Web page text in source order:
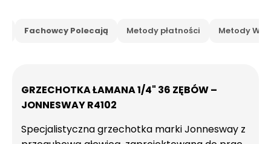
Fachowcy Polecają Metody płatności Metody
GRZECHOTKA ŁAMANA 1/4" 36 ZĘBÓW –
JONNESWAY R4102
Specjalistyczna grzechotka marki Jonnesway z